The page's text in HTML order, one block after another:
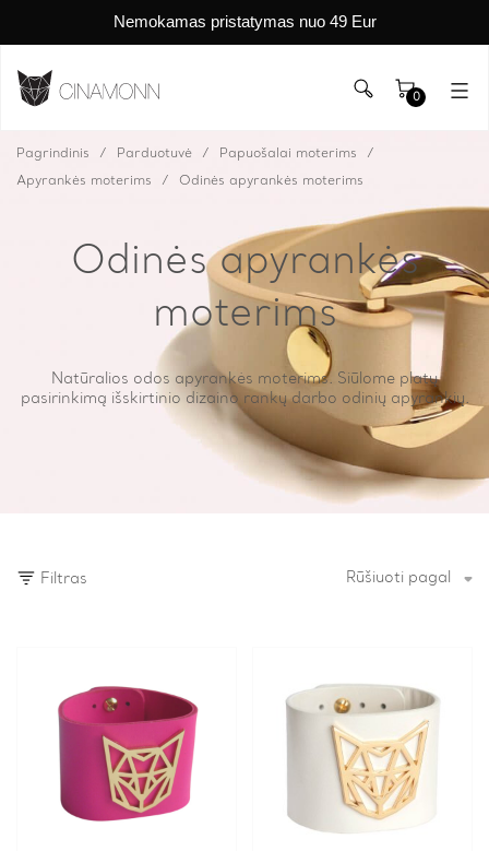
Nemokamas pristatymas nuo 49 Eur
0
Odinės apyrankės
moterims
Natūralios odos apyrankės moterims. Siūlome platų
pasirinkimą išskirtinio dizaino rankų darbo odinių apyrankių.
Pagrindinis Parduotuvė Papuošalai moterims
Apyrankės moterims Odinės apyrankės moterims
Filtras Rūšiuoti pagal